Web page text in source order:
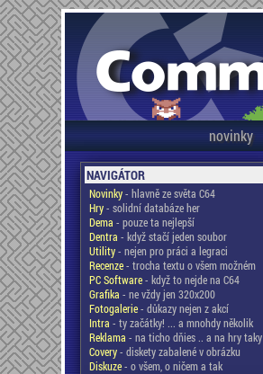
novinky
NAVIGÁTOR
Novinky- hlavně ze světa C64
Hry- solidní databáze her
Dema - pouze ta nejlepší
Dentra - když stačí jeden soubor
Utility- nejen pro práci a legraci
Recenze- trocha textu o všem možném
PC Software- když to nejde na C64
Grafika - ne vždy jen 320x200
Fotogalerie- důkazy nejen z akcí
Intra - ty začátky! ... a mnohdy několik
Reklama - na ticho dňies .. a na hry taky
Covery- diskety zabalené v obrázku
Diskuze- o všem, o ničem a tak